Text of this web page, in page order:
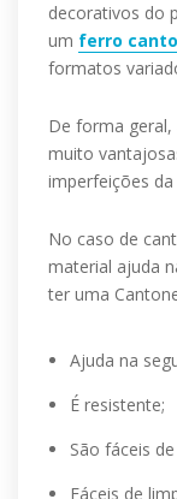
decorativos do
um ferro
formatos
De forma
muito
imperfeições
No caso de
material ajuda
ter uma
Ajuda na
É resistente;
São fáceis
Fáceis de